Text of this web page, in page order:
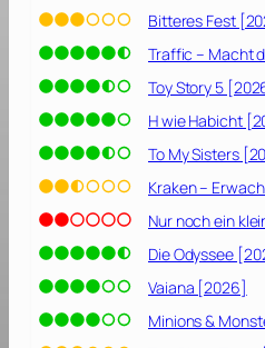
Bitteres Fest
Traffic – Macht
Toy Story 5
H wie Habicht
To My Sisters
Kraken –
Nur noch ein
Die Odyssee
Vaiana [2026]
Minions &